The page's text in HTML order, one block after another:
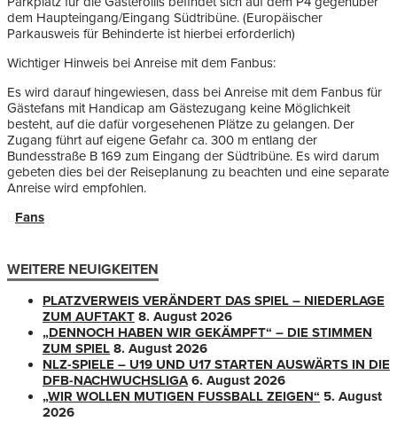
dem Haupteingang/Eingang Südtribüne. (Europäischer
Parkausweis für Behinderte ist hierbei erforderlich)
Wichtiger Hinweis bei Anreise mit dem Fanbus:
Es wird darauf hingewiesen, dass bei Anreise mit dem Fanbus für
Gästefans mit Handicap am Gästezugang keine Möglichkeit
besteht, auf die dafür vorgesehenen Plätze zu gelangen. Der
Zugang führt auf eigene Gefahr ca. 300 m entlang der
Bundesstraße B 169 zum Eingang der Südtribüne. Es wird darum
gebeten dies bei der Reiseplanung zu beachten und eine separate
Anreise wird empfohlen.
Fans
WEITERE NEUIGKEITEN
PLATZVERWEIS VERÄNDERT DAS SPIEL – NIEDERLAGE
ZUM AUFTAKT 8. August 2026
„DENNOCH HABEN WIR GEKÄMPFT“ – DIE STIMMEN
ZUM SPIEL 8. August 2026
NLZ-SPIELE – U19 UND U17 STARTEN AUSWÄRTS IN DIE
DFB-NACHWUCHSLIGA 6. August 2026
„WIR WOLLEN MUTIGEN FUSSBALL ZEIGEN“
5. August
2026